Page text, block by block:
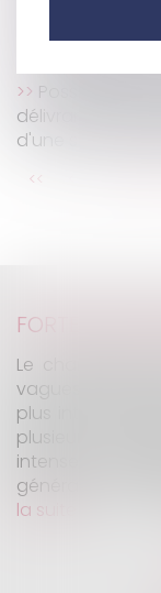
Bail
Possibilité
délivrance d'un
d'une servitude
<<
Le
vagues de
plus intenses.
plusieurs
intenses, qui
générale, mais
la suite